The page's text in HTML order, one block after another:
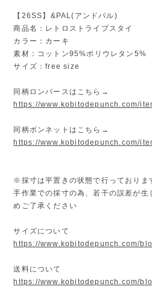
【26SS】&PAL(アンドパル)
商品名：レトロストライプスタイ
カラー：カーキ
素材：コットン95%ポリウレタン5%
サイズ：free size
同柄ロンパースはこちら→
https://www.kobitodepunch.com/
同柄ボンネットはこちら→
https://www.kobitodepunch.com/
※採寸は平置きの状態で行っておりま
手作業での採寸の為、若干の誤差が
めご了承ください
サイズについて
https://www.kobitodepunch.com/
送料について
https://www.kobitodepunch.com/